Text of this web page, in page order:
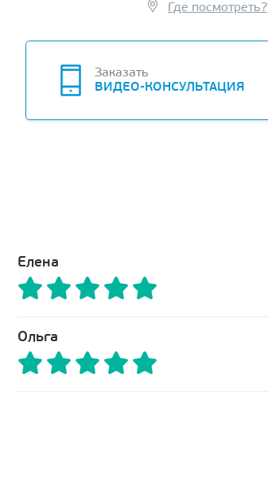
Где посмотреть?
Заказать
ВИДЕО-КОНСУЛЬТАЦИЯ
Елена
Ольга